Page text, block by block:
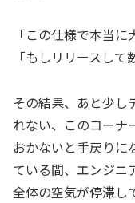
「この仕様で本当に
「もしリリースし
その結果、あと少し
れない、このコーナ
おかないと手戻りに
ている間、エンジニ
全体の空気が停滞し